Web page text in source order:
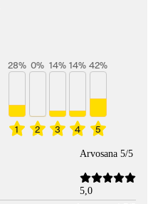
1
28%
2
0%
3
14%
4
14%
5
42%
Arvosana 5/5
5,0